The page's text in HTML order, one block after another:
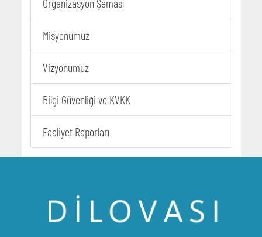
Organizasyon Şeması
Misyonumuz
Vizyonumuz
Bilgi Güvenliği ve KVKK
Faaliyet Raporları